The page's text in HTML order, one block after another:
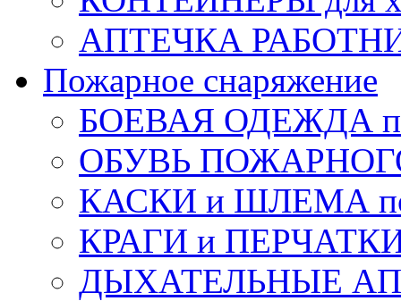
АПТЕЧКА
Пожарное снаряжение
БОЕВАЯ ОДЕЖДА
ОБУВЬ
КАСКИ и ШЛЕМА
КРАГИ и ПЕРЧАТКИ
ДЫХАТЕЛЬНЫЕ